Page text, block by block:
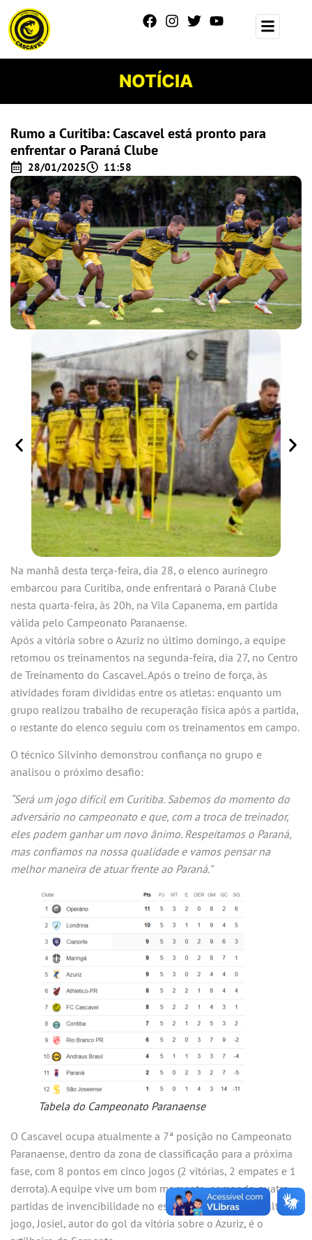
NOTÍCIA
Rumo a Curitiba: Cascavel está pronto para
enfrentar o Paraná Clube
28/01/2025 11:58
Na manhã desta terça-feira, dia 28, o elenco aurinegro
embarcou para Curitiba, onde enfrentará o Paraná Clube
nesta quarta-feira, às 20h, na Vila Capanema, em partida
válida pelo Campeonato Paranaense.
Após a vitória sobre o Azuriz no último domingo, a equipe
retomou os treinamentos na segunda-feira, dia 27, no Centro
de Treinamento do Cascavel. Após o treino de força, às
atividades foram divididas entre os atletas: enquanto um
grupo realizou trabalho de recuperação física após a partida,
o restante do elenco seguiu com os treinamentos em campo.
O técnico Silvinho demonstrou confiança no grupo e
analisou o próximo desafio:
“Será um jogo difícil em Curitiba. Sabemos do momento do
adversário no campeonato e que, com a troca de treinador,
eles podem ganhar um novo ânimo. Respeitamos o Paraná,
mas confiamos na nossa qualidade e vamos pensar na
melhor maneira de atuar frente ao Paraná.”
Tabela do Campeonato Paranaense
O Cascavel ocupa atualmente a 7ª posição no Campeonato
Paranaense, dentro da zona de classificação para a próxima
fase, com 8 pontos em cinco jogos (2 vitórias, 2 empates e 1
derrota). A equipe vive um bom momento, somando quatro
partidas de invencibilidade no estadual. Destaque do último
jogo, Josiel, autor do gol da vitória sobre o Azuriz, é o